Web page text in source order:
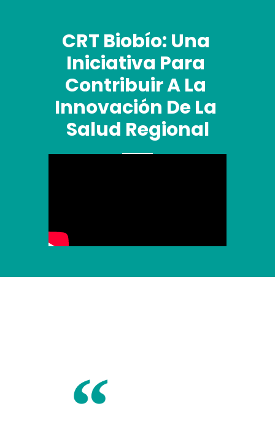
CRT Biobío: Una
Iniciativa Para
Contribuir A La
Innovación De La
Salud Regional